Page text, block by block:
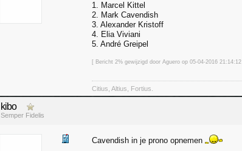
1. Marcel Kittel
2. Mark Cavendish
3. Alexander Kristoff
4. Elia Viviani
5. André Greipel
[ Bericht 2% gewijzigd door Aguero op 05-04-2016 21:14:12
Citius, Altius, Fortius.
kibo
Semper Fidelis
Cavendish in je prono opnemen